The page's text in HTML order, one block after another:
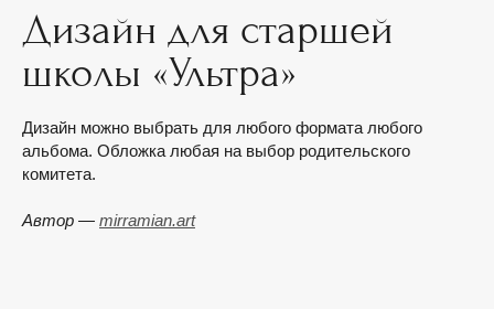
Дизайн для старшей
школы «Ультра»
Дизайн можно выбрать для любого формата любого
альбома. Обложка любая на выбор родительского
комитета.
Автор — mirramian.art